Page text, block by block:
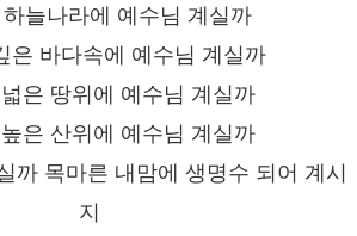
늘나라에 예수님 계실까
은 바다속에 예수님 계실까
은 땅위에 예수님 계실까
은 산위에 예수님 계실까
까 목마른 내맘에 생명수 되어 계시
지